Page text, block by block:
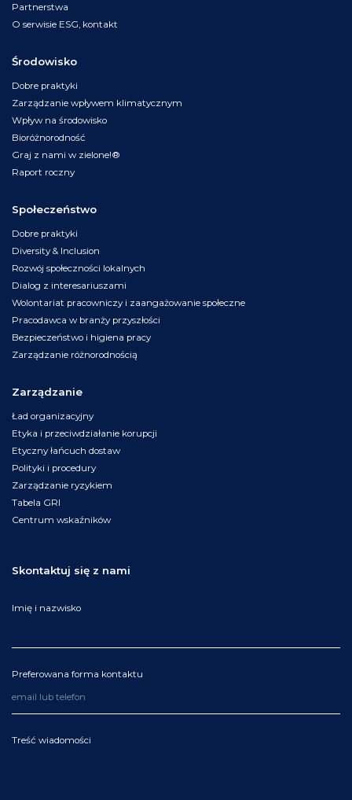
Partnerstwa
O serwisie ESG, kontakt
Środowisko
Dobre praktyki
Zarządzanie wpływem klimatycznym
Wpływ na środowisko
Bioróżnorodność
Graj z nami w zielone!®
Raport roczny
Społeczeństwo
Dobre praktyki
Diversity & Inclusion
Rozwój społeczności lokalnych
Dialog z interesariuszami
Wolontariat pracowniczy i zaangażowanie społeczne
Pracodawca w branży przyszłości
Bezpieczeństwo i higiena pracy
Zarządzanie różnorodnością
Zarządzanie
Ład organizacyjny
Etyka i przeciwdziałanie korupcji
Etyczny łańcuch dostaw
Polityki i procedury
Zarządzanie ryzykiem
Tabela GRI
Centrum wskaźników
Skontaktuj się z nami
Imię i nazwisko
Preferowana forma kontaktu
Treść wiadomości